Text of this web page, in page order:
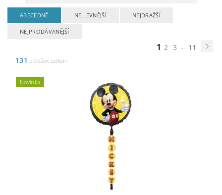
ABECEDNĚ NEJLEVNĚJŠÍ NEJDRAŽŠÍ
NEJPRODÁVANĚJŠÍ
1 2 3 ... 11
131 položek celkem
Novinka